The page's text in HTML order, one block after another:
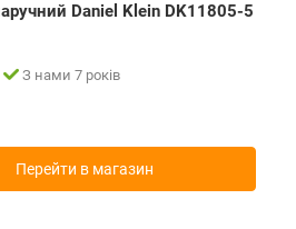
Daniel Klein DK11805-5
З нами 7 років
Перейти в магазин